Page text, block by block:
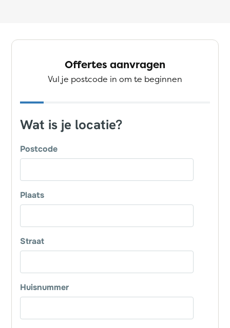
Offertes aanvragen
Vul je postcode in om te beginnen